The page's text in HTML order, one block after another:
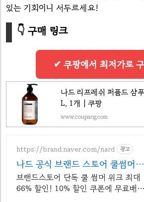
있는 기회이니 서두르세요!
👇 구매 링크
✔ 쿠팡에서 최저가로
나드 리프레쉬 퍼퓸드 샴
L, 1개 | 쿠팡
www.coupang.com
https://brand.naver.com/nard 광고
나드 공식 브랜드 스토어 쿨썸머 위
크 UPTO 66%
브랜드스토어 단독 쿨 썸머 위크 최대
66% 할인! 10% 할인 쿠폰에 무료배